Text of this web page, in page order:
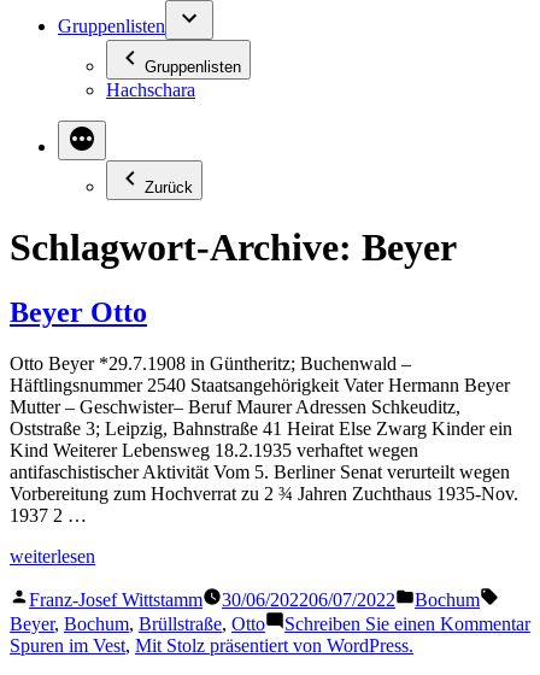
Gruppenlisten
Gruppenlisten
Hachschara
Zurück
Schlagwort-Archive: Beyer
Beyer Otto
Otto Beyer *29.7.1908 in Güntheritz; Buchenwald –
Häftlingsnummer 2540 Staatsangehörigkeit Vater Hermann Beyer
Mutter – Geschwister– Beruf Maurer Adressen Schkeuditz,
Oststraße 3; Leipzig, Bahnstraße 41 Heirat Else Zwarg Kinder ein
Kind Weiterer Lebensweg 18.2.1935 verhaftet wegen
antifaschistischer Aktivität Vom 5. Berliner Senat verurteilt wegen
Vorbereitung zum Hochverrat zu 2 ¾ Jahren Zuchthaus 1935-Nov.
1937 2 …
„Beyer
weiterlesen
Veröffentlicht
von
Franz-Josef Wittstamm 30/06/202206/07/2022
Veröffentlicht
in
Bochum
Beyer, Bochum, Brüllstraße, Otto Schreiben Sie einen Kommentar
Spuren im Vest, Mit Stolz präsentiert von WordPress.